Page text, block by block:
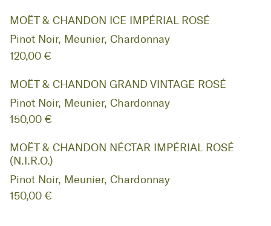
MOËT & CHANDON ICE IMPÉRIAL ROSÉ
Pinot Noir, Meunier, Chardonnay
120,00 €
MOËT & CHANDON GRAND VINTAGE ROSÉ
Pinot Noir, Meunier, Chardonnay
150,00 €
MOËT & CHANDON NÉCTAR IMPÉRIAL ROSÉ
(N.I.R.O.)
Pinot Noir, Meunier, Chardonnay
150,00 €